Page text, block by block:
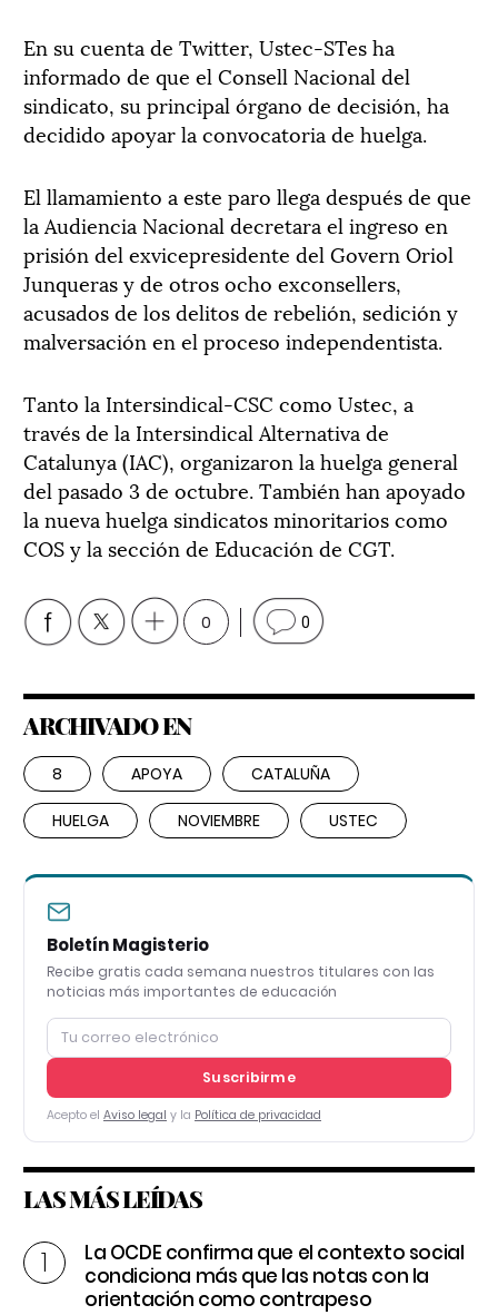
En su cuenta de Twitter, Ustec-STes ha
informado de que el Consell Nacional del
sindicato, su principal órgano de decisión, ha
decidido apoyar la convocatoria de huelga.
El llamamiento a este paro llega después de que
la Audiencia Nacional decretara el ingreso en
prisión del exvicepresidente del Govern Oriol
Junqueras y de otros ocho exconsellers,
acusados de los delitos de rebelión, sedición y
malversación en el proceso independentista.
Tanto la Intersindical-CSC como Ustec, a
través de la Intersindical Alternativa de
Catalunya (IAC), organizaron la huelga general
del pasado 3 de octubre. También han apoyado
la nueva huelga sindicatos minoritarios como
COS y la sección de Educación de CGT.
0 0
ARCHIVADO EN
8 APOYA CATALUÑA
HUELGA NOVIEMBRE USTEC
Boletín Magisterio
Recibe gratis cada semana nuestros titulares con las
noticias más importantes de educación
Suscribirme
Acepto el Aviso legal y la Política de privacidad
LAS MÁS LEÍDAS
La OCDE confirma que el contexto social
condiciona más que las notas con la
orientación como contrapeso